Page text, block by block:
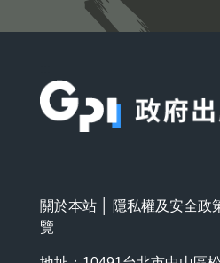
關於本站 隱私權及安全政
覽